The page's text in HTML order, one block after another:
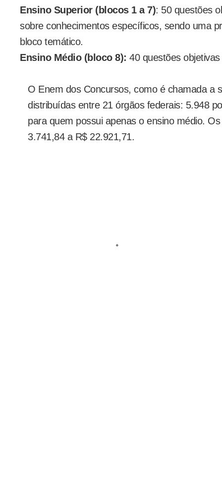
Ensino Superior (blocos 1 a 7): 50 questões
sobre conhecimentos específicos, sendo uma
bloco temático.
Ensino Médio (bloco 8): 40 questões
O Enem dos Concursos, como é chamada a
distribuídas entre 21 órgãos federais: 5.948
para quem possui apenas o ensino médio.
3.741,84 a R$ 22.921,71.